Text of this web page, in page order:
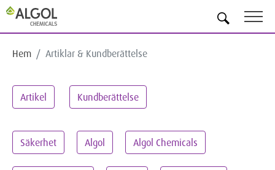
Hem Artiklar & Kundberättelse
Artikel Kundberättelse
Säkerhet Algol Algol Chemicals